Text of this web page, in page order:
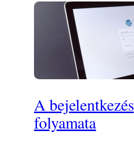
A bejelentkezés
folyamata